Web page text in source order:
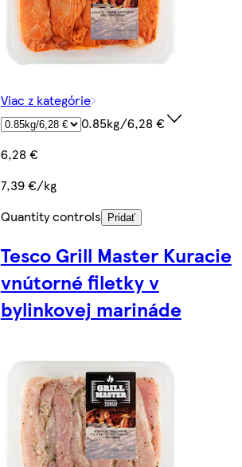
Viac z kategórie
0.85kg/6,28 €
6,28 €
7,39 €/kg
Quantity controls
Pridať
Tesco Grill Master Kuracie
vnútorné filetky v
bylinkovej marináde